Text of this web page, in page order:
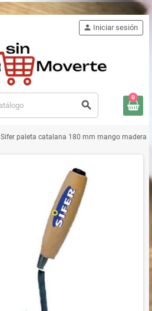
search
person Iniciar sesión
0
Sifer paleta catalana 180 mm mango madera